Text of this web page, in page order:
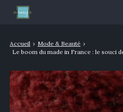
Accueil › Mode & Beauté ›
Le boom du made in France : le souci
Bien-être & Santé
Nutrition
Sport